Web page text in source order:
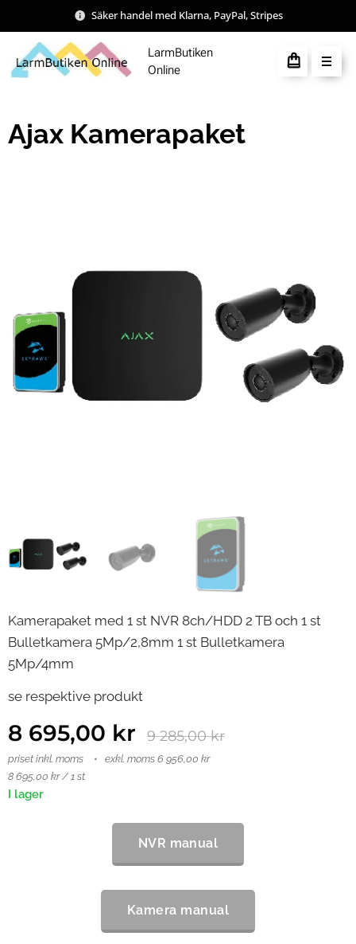
Säker handel med Klarna, PayPal, Stripes
LarmButiken
Online
Ajax Kamerapaket
Kamerapaket med 1 st NVR 8ch/HDD 2 TB och 1 st
Bulletkamera 5Mp/2,8mm 1 st Bulletkamera
5Mp/4mm
se respektive produkt
8 695,00 kr 9 285,00kr
priset inkl. moms
exkl. moms 6 956,00 kr
8 695,00 kr / 1 st
I lager
NVR manual
Kamera manual